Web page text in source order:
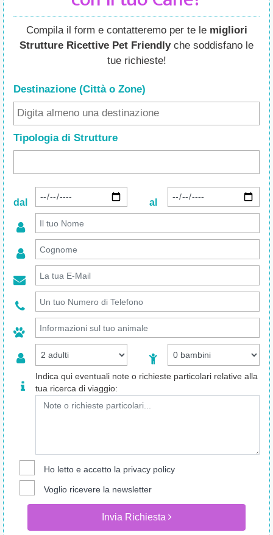
Compila il form e contatteremo per te le migliori
Strutture Ricettive Pet Friendlyche soddisfano le
tue richieste!
Destinazione (Città o Zone)
Tipologia di Strutture
dal al
Indica qui eventuali note o richieste particolari relative alla
tua ricerca di viaggio:
Ho letto e accetto la privacy policy
Voglio ricevere la newsletter
Invia Richiesta